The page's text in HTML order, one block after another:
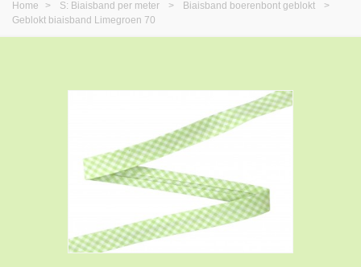
Home > S: Biaisband per meter > Biaisband boerenbont geblokt
>
Geblokt biaisband Limegroen 70